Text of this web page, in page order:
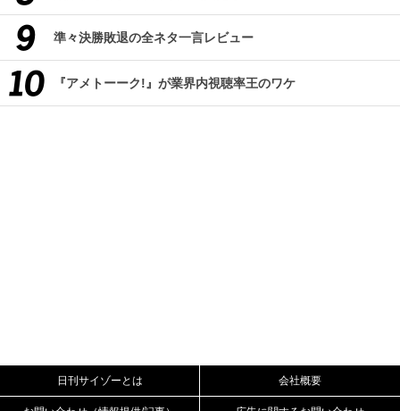
準々決勝敗退の全ネタ一言レビュー
『アメトーーク!』が業界内視聴率王のワケ
日刊サイゾーとは 会社概要